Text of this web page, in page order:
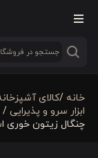
خانه /كالای
ابزار سرو و پذیرایی /
چنگال زیتون خوری استیل